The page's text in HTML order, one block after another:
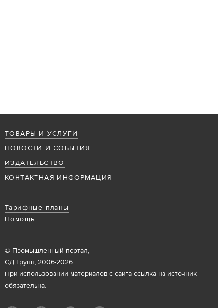
ТОВАРЫ И УСЛУГИ
НОВОСТИ И СОБЫТИЯ
ИЗДАТЕЛЬСТВО
КОНТАКТНАЯ ИНФОРМАЦИЯ
Тарифные планы
Помощь
© Промышленный портал,
СД Групп, 2006-2026.
При использовании материалов с сайта ссылка на источник
обязательна.